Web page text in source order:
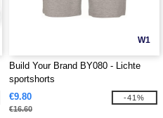
W1
Build Your Brand BY080 - Lichte
sportshorts
€9.80
€16.60
-41%